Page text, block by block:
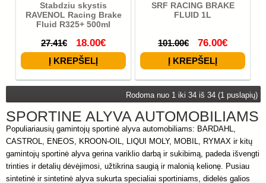
Stabdziu skystis
RAVENOL Racing Brake
Fluid R325+ 500ml
27.41€ 18.00€
SRF RACING BRAKE
FLUID 1L
101.00€ 76.00€
Rodoma nuo 1 iki 34 iš 34 (1 puslapių)
SPORTINĖ ALYVA AUTOMOBILIAMS
Populiariausių gamintojų sportinė alyva automobiliams: BARDAHL,
CASTROL, ENEOS, KROON-OIL, LIQUI MOLY, MOBIL, RYMAX ir kitų
gamintojų sportinė alyva gerina variklio darbą ir sukibimą, padeda išvengti
trinties ir detalių dėvėjimosi, užtikrina saugią ir malonią kelionę. Pusiau
sintetinė ir sintetinė alyva sukurta specialiai sportiniams, didelės galios